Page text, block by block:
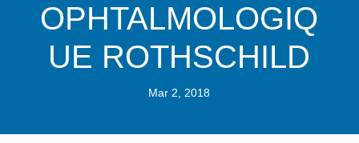
OPHTALMOLOGIQ
UE ROTHSCHILD
Mar 2, 2018